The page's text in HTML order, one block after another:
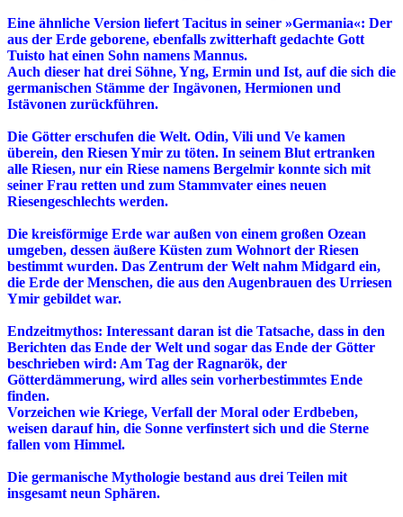
Eine ähnliche Version liefert Tacitus in seiner »Germania«: Der
aus der Erde geborene, ebenfalls zwitterhaft gedachte Gott
Tuisto hat einen Sohn namens Mannus.
Auch dieser hat drei Söhne, Yng, Ermin und Ist, auf die sich die
germanischen Stämme der Ingävonen, Hermionen und
Istävonen zurückführen.
Die Götter erschufen die Welt. Odin, Vili und Ve kamen
überein, den Riesen Ymir zu töten. In seinem Blut ertranken
alle Riesen, nur ein Riese namens Bergelmir konnte sich mit
seiner Frau retten und zum Stammvater eines neuen
Riesengeschlechts werden.
Die kreisförmige Erde war außen von einem großen Ozean
umgeben, dessen äußere Küsten zum Wohnort der Riesen
bestimmt wurden. Das Zentrum der Welt nahm Midgard ein,
die Erde der Menschen, die aus den Augenbrauen des Urriesen
Ymir gebildet war.
Endzeitmythos: Interessant daran ist die Tatsache, dass in den
Berichten das Ende der Welt und sogar das Ende der Götter
beschrieben wird: Am Tag der Ragnarök, der
Götterdämmerung, wird alles sein vorherbestimmtes Ende
finden.
Vorzeichen wie Kriege, Verfall der Moral oder Erdbeben,
weisen darauf hin, die Sonne verfinstert sich und die Sterne
fallen vom Himmel.
Die germanische Mythologie bestand aus drei Teilen mit
insgesamt neun Sphären.